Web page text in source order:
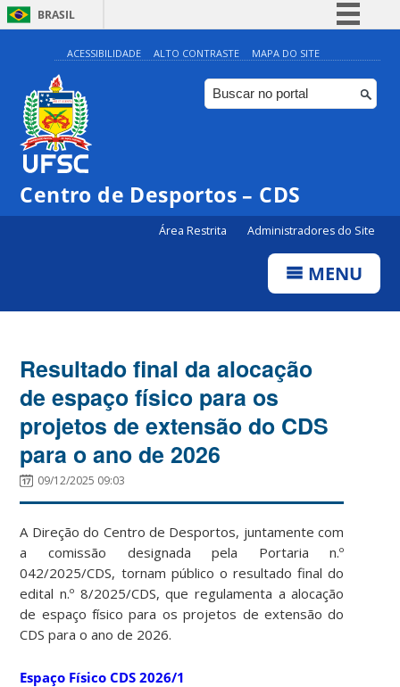
BRASIL
Simplifique!
Comunica BR
Participe
Canais
ACESSIBILIDADE ALTO CONTRASTE MAPA DO SITE
Centro de Desportos – CDS
Área Restrita Administradores do Site
MENU
Resultado final da alocação
de espaço físico para os
projetos de extensão do CDS
para o ano de 2026
09/12/2025 09:03
A Direção do Centro de Desportos, juntamente com
a comissão designada pela Portaria n.º
042/2025/CDS, tornam público o resultado final do
edital n.º 8/2025/CDS, que regulamenta a alocação
de espaço físico para os projetos de extensão do
CDS para o ano de 2026.
Espaço Físico CDS 2026/1